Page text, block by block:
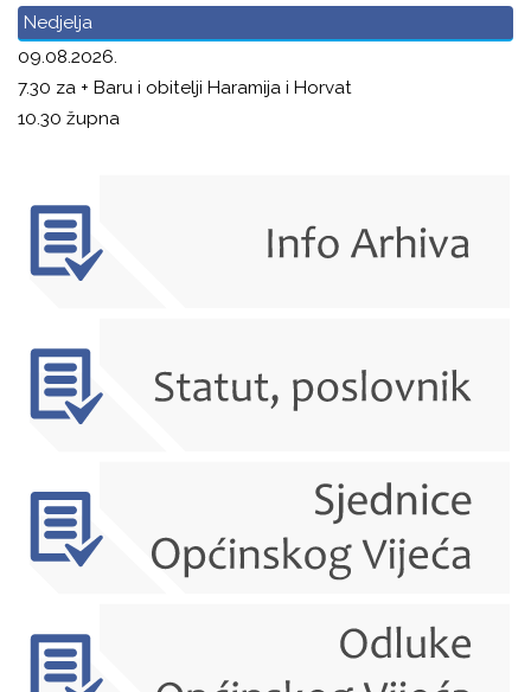
Nedjelja
09.08.2026.
7.30 za + Baru i obitelji Haramija i Horvat
10.30 župna